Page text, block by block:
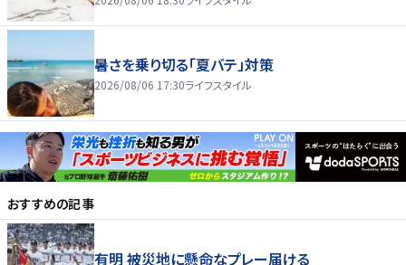
暑さを乗り切る「夏バテ」対策
2026/08/06 17:30ライフスタイル
おすすめの記事
有明 被災地に懸命なプレー届ける